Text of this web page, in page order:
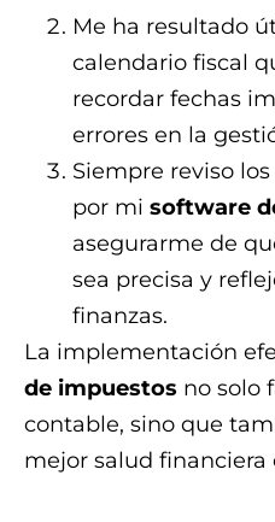
Me ha resultado
calendario fiscal
recordar fechas
errores en la
Siempre reviso
por mi software
asegurarme de
sea precisa y
finanzas.
La implementación
de impuestos no solo
contable, sino que
mejor salud financiera